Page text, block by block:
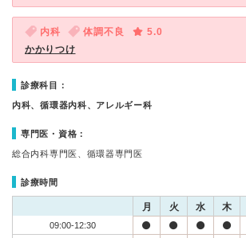
内科 体調不良
5.0
かかりつけ
診療科目：
内科、循環器内科、アレルギー科
専門医・資格：
総合内科専門医、循環器専門医
診療時間
月 火 水 木
09:00-12:30